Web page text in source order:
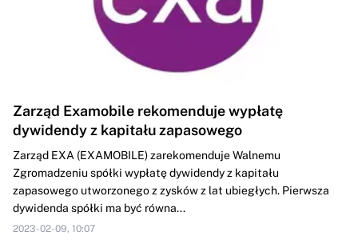
Zarząd Examobile rekomenduje wypłatę
dywidendy z kapitału zapasowego
Zarząd EXA (EXAMOBILE) zarekomenduje Walnemu
Zgromadzeniu spółki wypłatę dywidendy z kapitału
zapasowego utworzonego z zysków z lat ubiegłych. Pierwsza
dywidenda spółki ma być równa...
2023-02-09, 10:07